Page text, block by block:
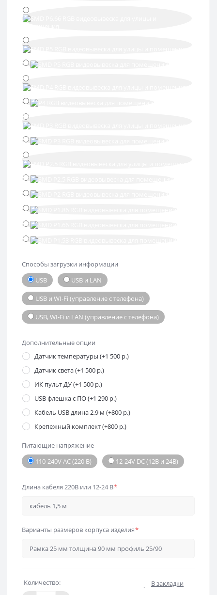
Способы загрузки информации
USB
USB и LAN
USB и WI-Fi (управление с телефона)
USB, WI-Fi и LAN (управление с телефона)
Дополнительные опции
Датчик температуры (+1 500 р.)
Датчик света (+1 500 р.)
ИК пульт ДУ (+1 500 р.)
USB флешка с ПО (+1 290 р.)
Кабель USB длина 2,9 м (+800 р.)
Крепежный комплект (+800 р.)
Питающие напряжение
110-240V AC (220 В)
12-24V DC (12В и 24В)
Длина кабеля 220В или 12-24 В*
Варианты размеров корпуса изделия*
Количество: В закладки